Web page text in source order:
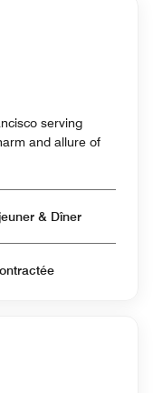
serving
and allure of
Ouvert pour Petit déjeuner & Déjeuner & Dîner